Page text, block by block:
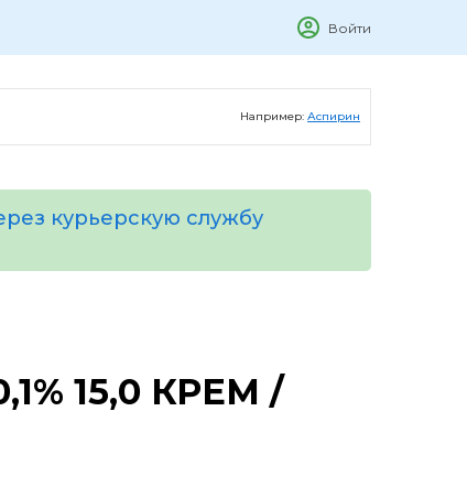
Войти
Например: Аспирин
курьерскую службу
15,0 КРЕМ /